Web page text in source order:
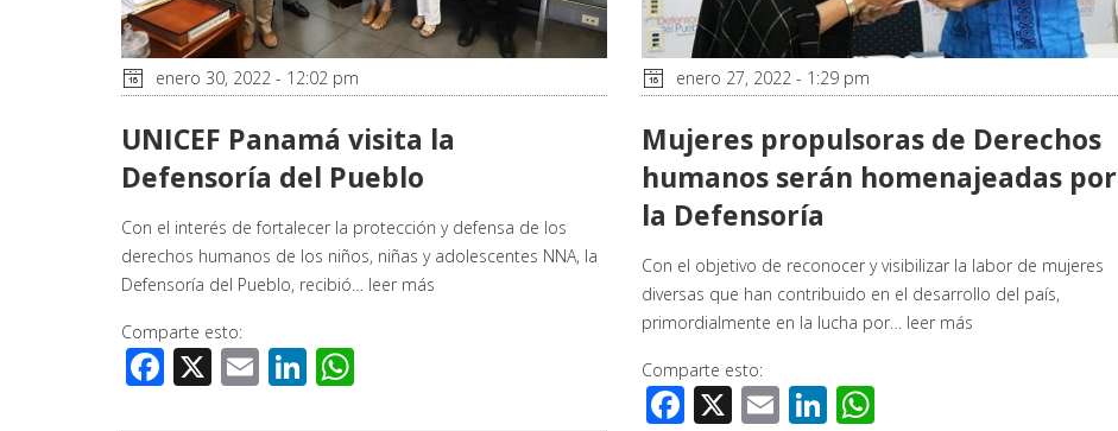
enero 30, 2022 - 12:02 pm
UNICEF Panamá visita la
Defensoría del Pueblo
Con el interés de fortalecer la protección y defensa de los
derechos humanos de los niños, niñas y adolescentes NNA, la
Defensoría del Pueblo, recibió… leer más
Comparte esto:
Facebook
X EmailLinkedIn
enero 27, 2022 - 1:29 pm
Mujeres propulsoras de Derechos
humanos serán homenajeadas por
la Defensoría
Con el objetivo de reconocer y visibilizar la labor de mujeres
diversas que han contribuido en el desarrollo del país,
primordialmente en la lucha por… leer más
Comparte esto:
Facebook
X EmailLinkedIn